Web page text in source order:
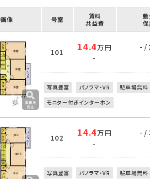
像 号室
賃料
共益費
101 14.4万円
-
- /
写真豊富 パノラマ・VR 駐車場無料
モニター付きインターホン
102 14.4万円
-
- /
写真豊富 パノラマ・VR 駐車場無料